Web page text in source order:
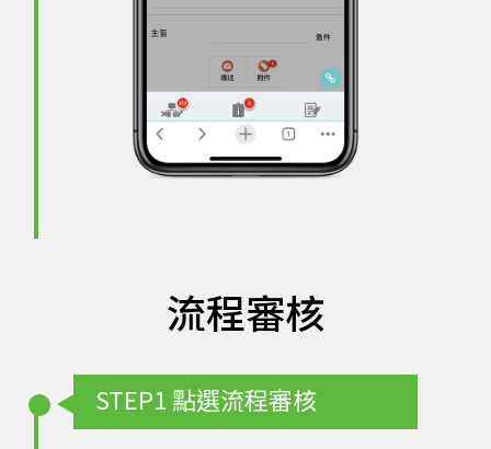
流程審核
STEP1 點選流程審核